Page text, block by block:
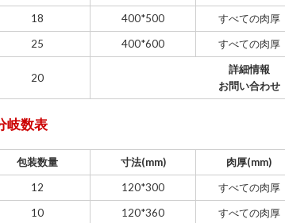
18 400*500 すべての肉厚
25 400*600 すべての肉厚
20
詳細情報
お問い合わせ
岐数表
包装数量 寸法(mm) 肉厚(mm)
12 120*300 すべての肉厚
10 120*360 すべての肉厚